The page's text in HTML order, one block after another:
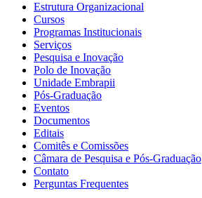
Estrutura Organizacional
Cursos
Programas Institucionais
Serviços
Pesquisa e Inovação
Polo de Inovação
Unidade Embrapii
Pós-Graduação
Eventos
Documentos
Editais
Comitês e Comissões
Câmara de Pesquisa e Pós-Graduação
Contato
Perguntas Frequentes